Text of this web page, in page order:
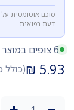
סוכם אוטומטית על
דעת רפואית.
6 צופים במוצר כרגע
5.93
₪